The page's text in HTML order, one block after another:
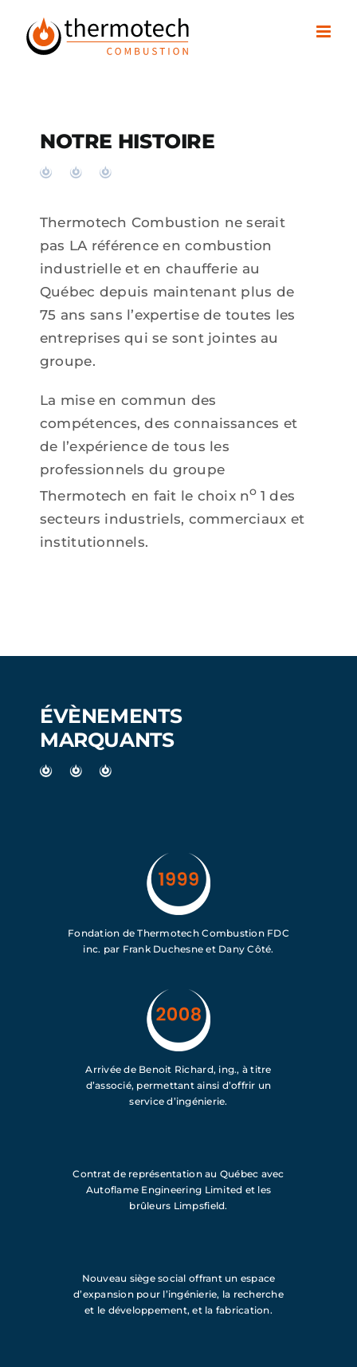
contenu
NOTRE HISTOIRE
Thermotech Combustion ne serait
pas LA référence en combustion
industrielle et en chaufferie au
Québec depuis maintenant plus de
75 ans sans l’expertise de toutes les
entreprises qui se sont jointes au
groupe.
La mise en commun des
compétences, des connaissances et
de l’expérience de tous les
professionnels du groupe
Thermotech en fait le choix no 1 des
secteurs industriels, commerciaux et
institutionnels.
ÉVÈNEMENTS
MARQUANTS
Fondation de Thermotech Combustion FDC
inc. par Frank Duchesne et Dany Côté.
Arrivée de Benoit Richard, ing., à titre
d’associé, permettant ainsi d’offrir un
service d’ingénierie.
Contrat de représentation au Québec avec
Autoflame Engineering Limited et les
brûleurs Limpsfield.
Nouveau siège social offrant un espace
d’expansion pour l’ingénierie, la recherche
et le développement, et la fabrication.